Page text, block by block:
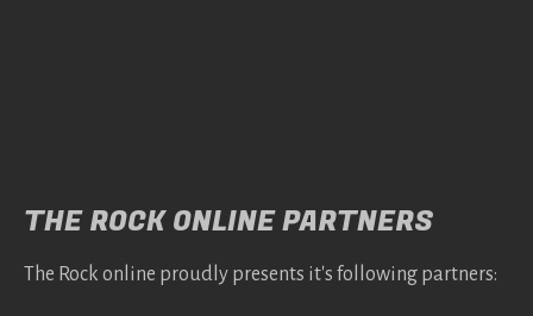
THE ROCK ONLINE PARTNERS
The Rock online proudly presents it's following partners: